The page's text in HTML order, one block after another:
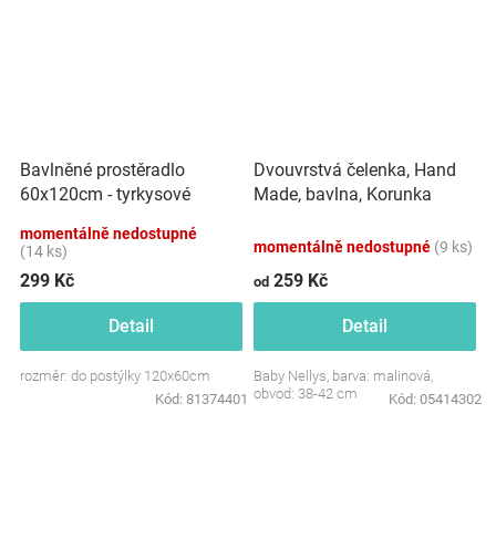
Bavlněné prostěradlo
60x120cm - tyrkysové
momentálně nedostupné
(14 ks)
299 Kč
Detail
rozměr: do postýlky 120x60cm
Kód: 81374401
Dvouvrstvá čelenka, Hand
Made, bavlna, Korunka
momentálně nedostupné (9 ks)
od 259 Kč
Detail
Baby Nellys, barva: malinová,
obvod: 38-42 cm
Kód: 05414302